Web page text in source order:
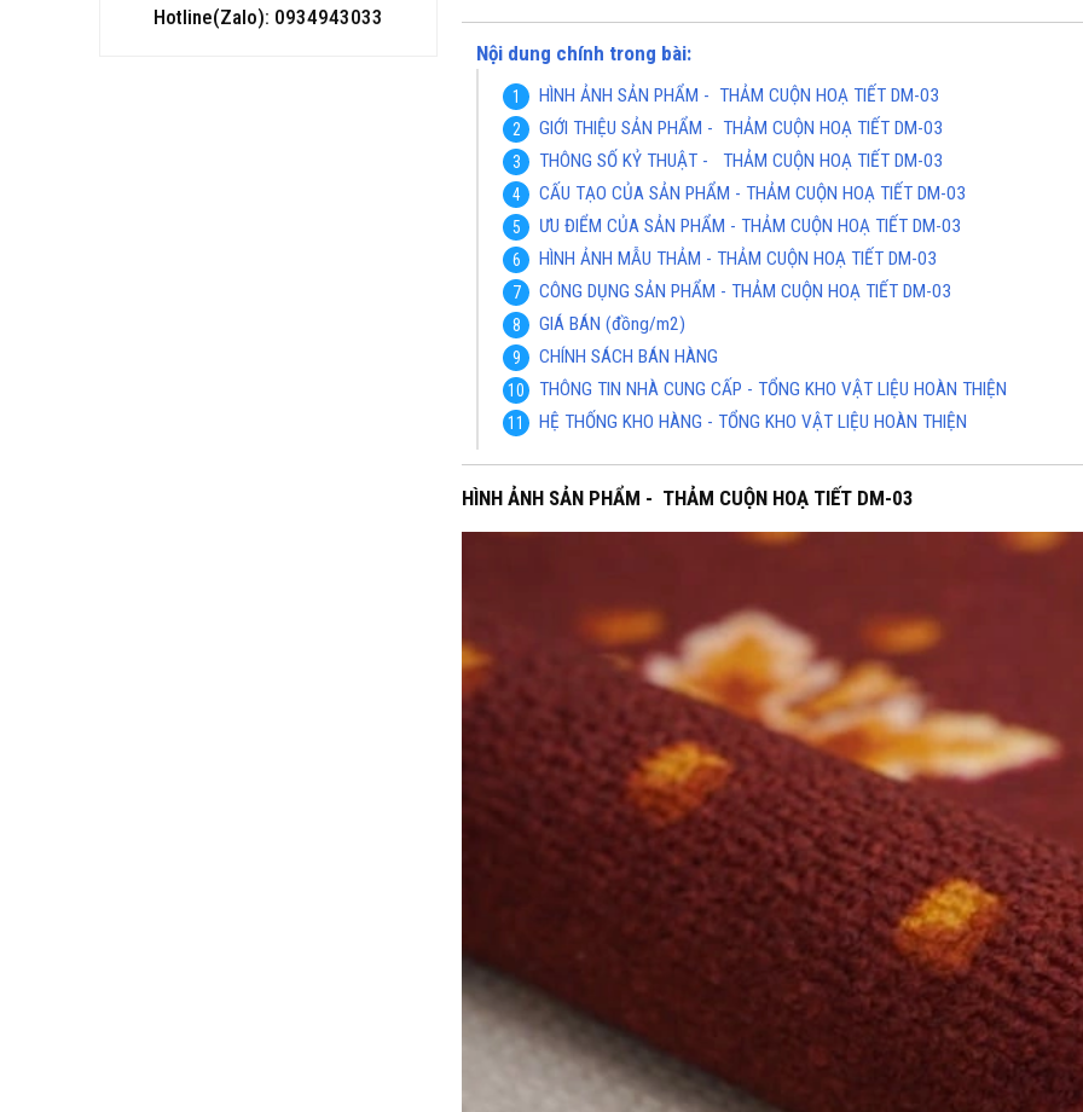
Hotline(Zalo): 0934943033 Hotline(Zalo): 0934943033 Hotline(Zalo): 0934943033
Nội dung chính trong bài:
HÌNH ẢNH SẢN PHẨM - THẢM CUỘN HOẠ TIẾT DM-03
GIỚI THIỆU SẢN PHẨM - THẢM CUỘN HOẠ TIẾT DM-03
THÔNG SỐ KỶ THUẬT - THẢM CUỘN HOẠ TIẾT DM-03
CẤU TẠO CỦA SẢN PHẨM - THẢM CUỘN HOẠ TIẾT DM-03
ƯU ĐIỂM CỦA SẢN PHẨM - THẢM CUỘN HOẠ TIẾT DM-03
HÌNH ẢNH MẪU THẢM - THẢM CUỘN HOẠ TIẾT DM-03
CÔNG DỤNG SẢN PHẨM - THẢM CUỘN HOẠ TIẾT DM-03
GIÁ BÁN (đồng/m2)
CHÍNH SÁCH BÁN HÀNG
THÔNG TIN NHÀ CUNG CẤP - TỔNG KHO VẬT LIỆU HOÀN THIỆN
HỆ THỐNG KHO HÀNG - TỔNG KHO VẬT LIỆU HOÀN THIỆN
HÌNH ẢNH SẢN PHẨM - THẢM CUỘN HOẠ TIẾT DM-03